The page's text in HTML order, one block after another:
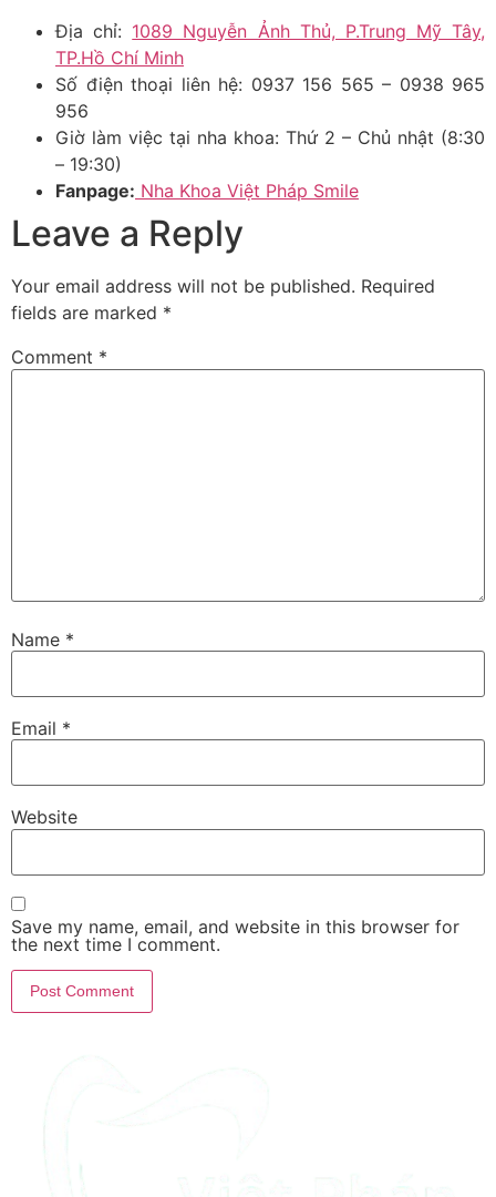
Địa chỉ: 1089 Nguyễn Ảnh Thủ, P.Trung Mỹ Tây,
TP.Hồ Chí Minh
Số điện thoại liên hệ: 0937 156 565 – 0938 965
956
Giờ làm việc tại nha khoa: Thứ 2 – Chủ nhật (8:30
– 19:30)
Fanpage: Nha Khoa Việt Pháp Smile
Leave a Reply
Your email address will not be published. Required
fields are marked *
Comment *
Name *
Email *
Website
Save my name, email, and website in this browser for
the next time I comment.